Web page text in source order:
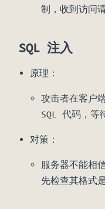
制，收到访问
SQL 注入
原理：
攻击者在客户
SQL 代码，等
对策：
服务器不能相
先检查其格式